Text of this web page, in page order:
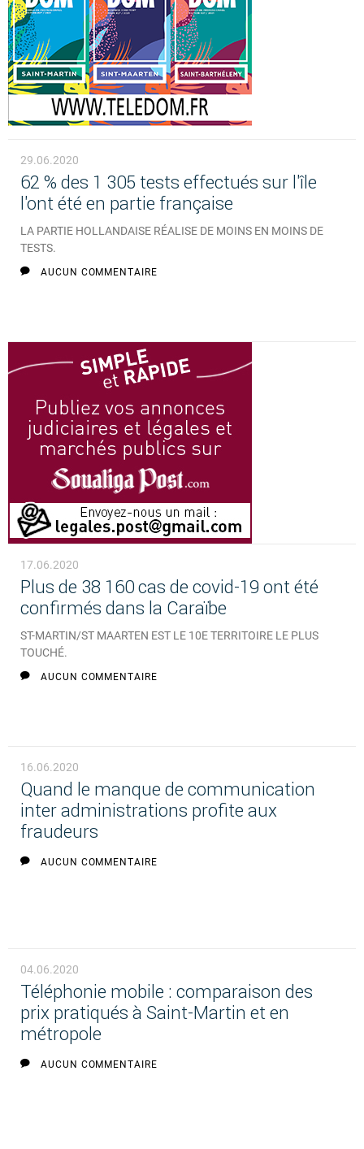
29.06.2020
62 % des 1 305 tests effectués sur l'île
l'ont été en partie française
LA PARTIE HOLLANDAISE RÉALISE DE MOINS EN MOINS DE
TESTS.
AUCUN COMMENTAIRE
17.06.2020
Plus de 38 160 cas de covid-19 ont été
confirmés dans la Caraïbe
ST-MARTIN/ST MAARTEN EST LE 10E TERRITOIRE LE PLUS
TOUCHÉ.
AUCUN COMMENTAIRE
16.06.2020
Quand le manque de communication
inter administrations profite aux
fraudeurs
AUCUN COMMENTAIRE
04.06.2020
Téléphonie mobile : comparaison des
prix pratiqués à Saint-Martin et en
métropole
AUCUN COMMENTAIRE